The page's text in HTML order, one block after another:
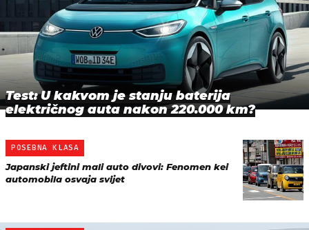
Test: U kakvom je stanju baterija
električnog auta nakon 220.000 km?
POSEBNA KLASA
Japanski jeftini mali auto divovi: Fenomen kei
automobila osvaja svijet